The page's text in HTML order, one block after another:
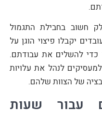
חשוב בחבילת התגמול
יקבלו פיצוי הוגן על
להשלים את עבודתם.
לנהל את עלויות
של הצוות שלהם.
עבור שעות